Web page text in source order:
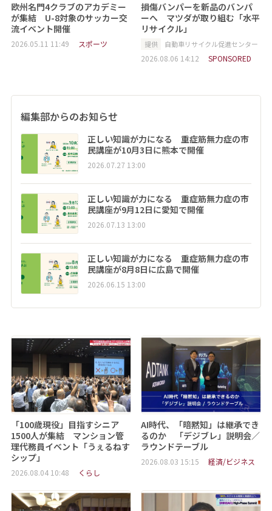
欧州名門4クラブのアカデミー
が集結 U-8対象のサッカー交
流イベント開催
2026.05.11 11:49 スポーツ
損傷バンパーを新品のバンパ
ーへ マツダが取り組む「水平
リサイクル」
提供 自動車リサイクル促進センター
2026.08.06 14:12 SPONSORED
編集部からのお知らせ
正しい知識が力になる 重症筋無力症の市
民講座が10月3日に熊本で開催
2026.07.27 13:00
正しい知識が力になる 重症筋無力症の市
民講座が9月12日に愛知で開催
2026.07.13 13:00
正しい知識が力になる 重症筋無力症の市
民講座が8月8日に広島で開催
2026.06.15 13:00
「100歳現役」目指すシニア
1500人が集結 マンション管
理代務員イベント「うぇるねす
シップ」
2026.08.04 10:48 くらし
AI時代、「暗黙知」は継承でき
るのか 「デジブレ」説明会／
ラウンドテーブル
2026.08.03 15:15 経済/ビジネス